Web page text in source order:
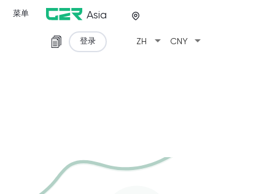
菜单 Asia
ZH arrow_drop_down CNY arrow_drop_down
登录